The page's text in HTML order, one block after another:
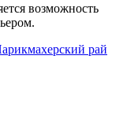
возможность